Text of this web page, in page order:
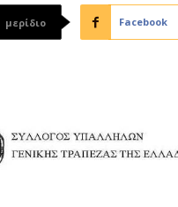
μερίδιο Facebook